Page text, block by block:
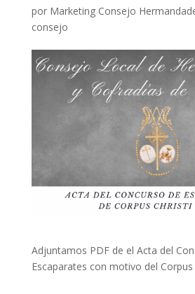
por Marketing Consejo
consejo
Adjuntamos PDF de el Acta del
Escaparates con motivo del Corpus